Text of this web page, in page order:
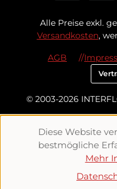
Alle Preise exkl.
Versandkosten,
© 2003-2026
AGB
Diese Website
bestmögliche
Mehr